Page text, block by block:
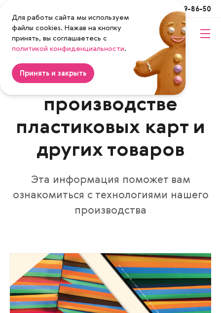
+7 (495) 649-86-50
Magenta
Информация о
производстве
пластиковых карт и
других товаров
Эта информация поможет вам
ознакомиться с технологиями нашего
производства
Для работы сайта мы используем
файлы cookies. Нажав на кнопку
принять, вы соглашаетесь с
политикой конфиденциальности.
Принять и закрыть